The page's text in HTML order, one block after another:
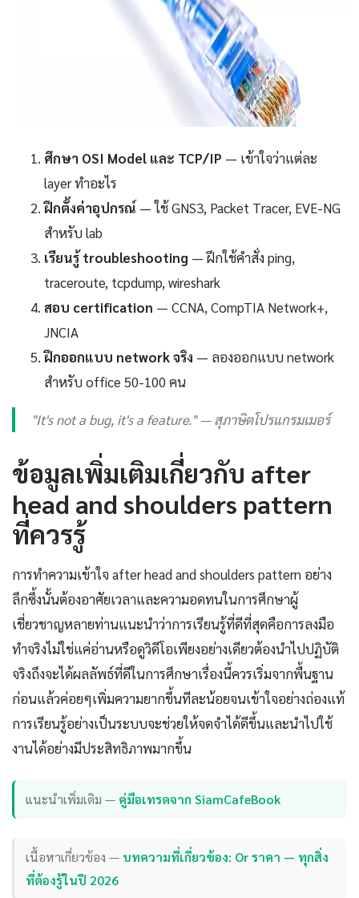
ศึกษา OSI Model และ TCP/IP — เข้าใจว่าแต่ละ
layer ทำอะไร
ฝึกตั้งค่าอุปกรณ์ — ใช้ GNS3, Packet Tracer, EVE-NG
สำหรับ lab
เรียนรู้ troubleshooting — ฝึกใช้คำสั่ง ping,
traceroute, tcpdump, wireshark
สอบ certification — CCNA, CompTIA Network+,
JNCIA
ฝึกออกแบบ network จริง — ลองออกแบบ network
สำหรับ office 50-100 คน
"It's not a bug, it's a feature." — สุภาษิตโปรแกรมเมอร์
ข้อมูลเพิ่มเติมเกี่ยวกับ after
head and shoulders pattern
ที่ควรรู้
การทำความเข้าใจ after head and shoulders pattern อย่าง
ลึกซึ้งนั้นต้องอาศัยเวลาและความอดทนในการศึกษาผู้
เชี่ยวชาญหลายท่านแนะนำว่าการเรียนรู้ที่ดีที่สุดคือการลงมือ
ทำจริงไม่ใช่แค่อ่านหรือดูวิดีโอเพียงอย่างเดียวต้องนำไปปฏิบัติ
จริงถึงจะได้ผลลัพธ์ที่ดีในการศึกษาเรื่องนี้ควรเริ่มจากพื้นฐาน
ก่อนแล้วค่อยๆเพิ่มความยากขึ้นทีละน้อยจนเข้าใจอย่างถ่องแท้
การเรียนรู้อย่างเป็นระบบจะช่วยให้จดจำได้ดีขึ้นและนำไปใช้
งานได้อย่างมีประสิทธิภาพมากขึ้น
แนะนำเพิ่มเติม — คู่มือเทรดจาก SiamCafeBook
เนื้อหาเกี่ยวข้อง — บทความที่เกี่ยวข้อง: Or ราคา — ทุกสิ่ง
ที่ต้องรู้ในปี 2026